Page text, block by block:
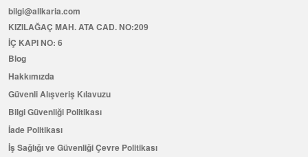
bilgi@allkaria.com
KIZILAĞAÇ MAH. ATA CAD. NO:209
İÇ KAPI NO: 6
Blog
Hakkımızda
Güvenli Alışveriş Kılavuzu
Bilgi Güvenliği Politikası
İade Politikası
İş Sağlığı ve Güvenliği Çevre Politikası